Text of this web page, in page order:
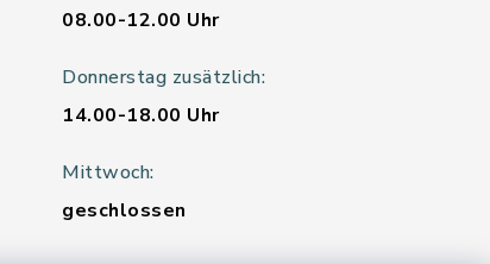
08.00-12.00 Uhr
Donnerstag zusätzlich:
14.00-18.00 Uhr
Mittwoch:
geschlossen